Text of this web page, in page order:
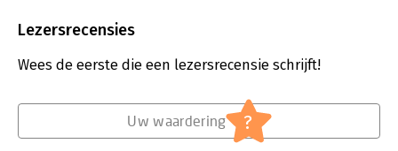
Bestandsformaat:
Uitgever:
Pearson
Hoofdrubriek: IT-management / ICT
Lezersrecensies
Wees de eerste die een lezersrecensie schrijft!
Uw waardering ?